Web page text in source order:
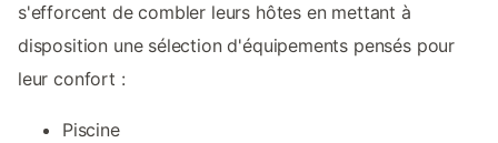
s'efforcent de combler leurs hôtes en mettant à
disposition une sélection d'équipements pensés pour
leur confort :
Piscine